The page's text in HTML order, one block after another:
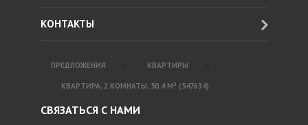
КОНТАКТЫ
ПРЕДЛОЖЕНИЯ КВАРТИРЫ
КВАРТИРА, 2 КОМНАТЫ, 50.4 М² (547634)
СВЯЗАТЬСЯ С НАМИ